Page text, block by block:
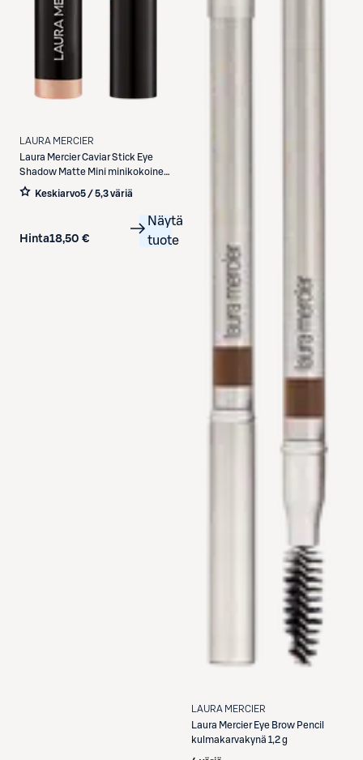
LAURA MERCIER
Laura MercierCaviar Stick Eye
Shadow Matte Mini minikokoinen
luomiväripuikko 1 g
Keskiarvo5 / 5,3 väriä
Hinta18,50 €
Näytä
tuote
LAURA MERCIER
Laura Mercier Eye Brow Pencil
kulmakarvakynä 1,2 g